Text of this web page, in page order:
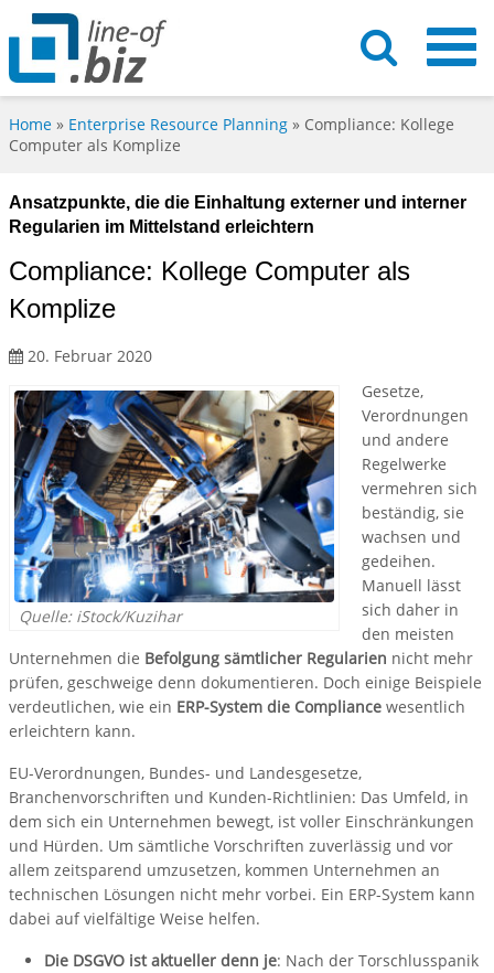
Home » Enterprise Resource Planning » Compliance: Kollege
Computer als Komplize
Ansatzpunkte, die die Einhaltung externer und interner
Regularien im Mittelstand erleichtern
Compliance: Kollege Computer als
Komplize
20. Februar 2020
Quelle: iStock/Kuzihar
Gesetze,
Verordnungen
und andere
Regelwerke
vermehren sich
beständig, sie
wachsen und
gedeihen.
Manuell lässt
sich daher in
den meisten
Unternehmen die Befolgung sämtlicher Regularien nicht mehr
prüfen, geschweige denn dokumentieren. Doch einige Beispiele
verdeutlichen, wie ein ERP-System die Compliance wesentlich
erleichtern kann.
EU-Verordnungen, Bundes- und Landesgesetze,
Branchenvorschriften und Kunden-Richtlinien: Das Umfeld, in
dem sich ein Unternehmen bewegt, ist voller Einschränkungen
und Hürden. Um sämtliche Vorschriften zuverlässig und vor
allem zeitsparend umzusetzen, kommen Unternehmen an
technischen Lösungen nicht mehr vorbei. Ein ERP-System kann
dabei auf vielfältige Weise helfen.
Die DSGVO ist aktueller denn je: Nach der Torschlusspanik